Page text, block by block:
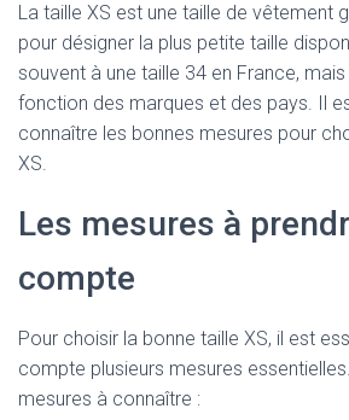
La taille XS est une taille de vêtement
pour désigner la plus petite taille
souvent à une taille 34 en France,
fonction des marques et des pays. Il
connaître les bonnes mesures pour
XS.
Les mesures à
compte
Pour choisir la bonne taille XS, il est
compte plusieurs mesures
mesures à connaître :